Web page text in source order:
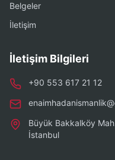
Belgeler
İletişim
İletişim Bilgileri
+90 553 617 21 12
Büyük Bakkalköy
İstanbul